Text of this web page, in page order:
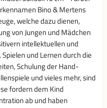
Bino & Mertens
welche dazu dienen,
von Jungen und Mädchen
intellektuellen und
und Lernen durch die
Schulung der Hand-
und vieles mehr, sind
fordern dem Kind
ab und haben